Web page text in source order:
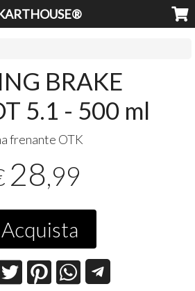
BRAKE
5.1 - 500 ml
frenante OTK
28,99
Acquista